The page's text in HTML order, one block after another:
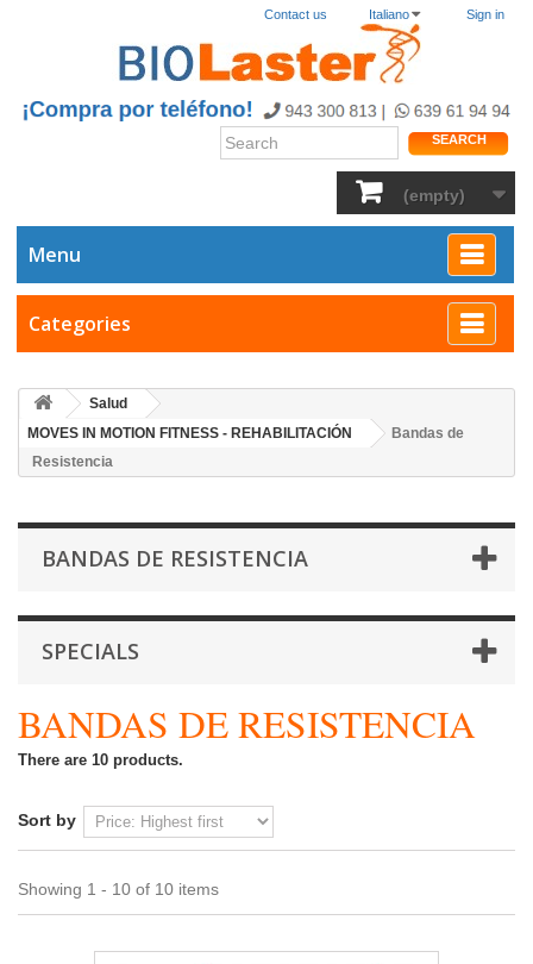
Sign in
Italiano
Contact us
SEARCH
(empty)
Menu
Categories
Salud
MOVES IN MOTION FITNESS - REHABILITACIÓN
Bandas de
Resistencia
BANDAS DE RESISTENCIA
SPECIALS
BANDAS DE RESISTENCIA
There are 10 products.
Sort by
Showing 1 - 10 of 10 items